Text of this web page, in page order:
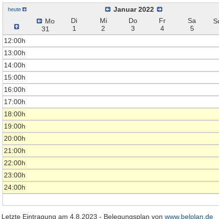
heute
Januar 2022
Mo
31
Di
1
Mi
2
Do
3
Fr
4
Sa
5
12:00h
13:00h
14:00h
15:00h
16:00h
17:00h
18:00h
19:00h
20:00h
21:00h
22:00h
23:00h
24:00h
Letzte Eintragung am 4.8.2023 - Belegungsplan von www.belplan.de